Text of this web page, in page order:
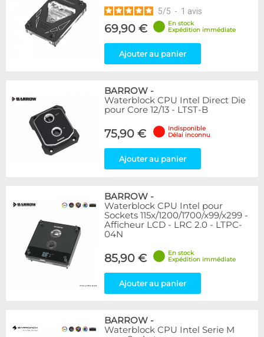
5/5 - 1 avis
69,90 €
En stock
Expédition immédiate
Ajouter au panier
BARROW -
Waterblock CPU Intel Direct Die
pour Core 12/13 - LTST-B
75,90 €
Indisponible
Délai inconnu
Ajouter au panier
BARROW -
Waterblock CPU Intel pour
Sockets 115x/1200/1700/x99/x299 -
Afficheur LCD - LRC 2.0 - LTPC-
04N
85,90 €
En stock
Expédition immédiate
Ajouter au panier
BARROW -
Waterblock CPU Intel Serie M